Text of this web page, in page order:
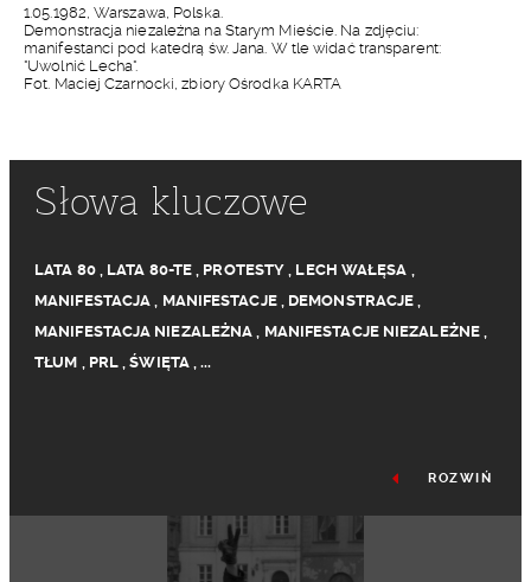
1.05.1982, Warszawa, Polska.
Demonstracja niezależna na Starym Mieście. Na zdjęciu:
manifestanci pod katedrą św. Jana. W tle widać transparent:
"Uwolnić Lecha".
Fot. Maciej Czarnocki, zbiory Ośrodka KARTA
Słowa kluczowe
LATA 80, LATA 80-TE , PROTESTY , LECH WAŁĘSA ,
MANIFESTACJA , MANIFESTACJE, DEMONSTRACJE ,
MANIFESTACJA NIEZALEŻNA , MANIFESTACJE NIEZALEŻNE,
TŁUM , PRL ,ŚWIĘTA,...
ROZWIŃ